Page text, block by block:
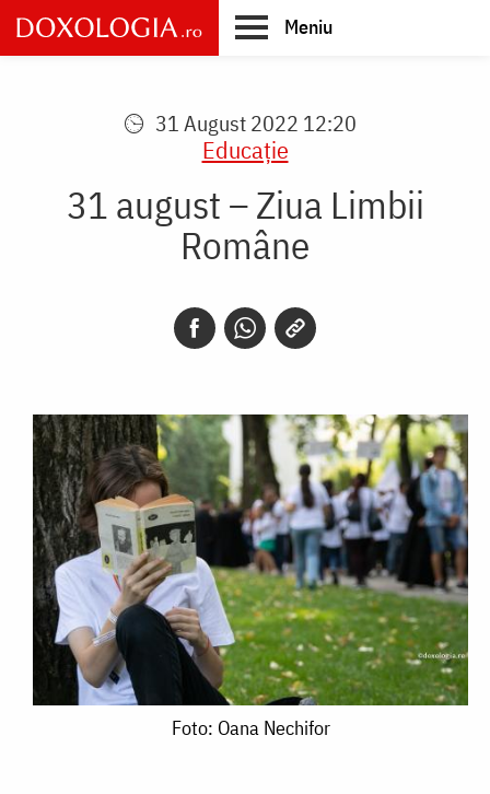
Skip
to
main
Meniu
31 August 2022 12:20
Educaţie
31 august – Ziua Limbii
Române
Foto: Oana Nechifor